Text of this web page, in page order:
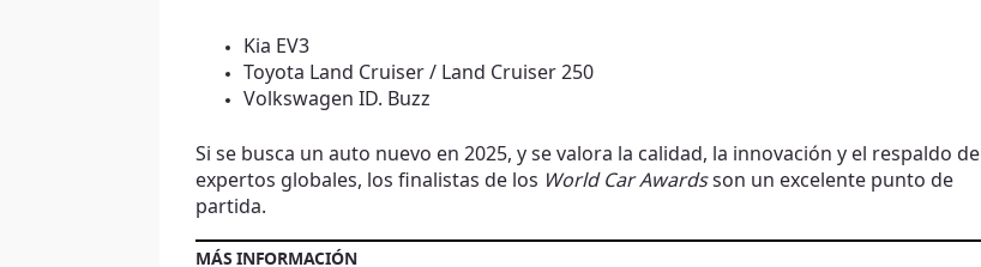
Kia EV3
Toyota Land Cruiser / Land Cruiser 250
Volkswagen ID. Buzz
Si se busca un auto nuevo en 2025, y se valora la calidad, la innovación y el respaldo de
expertos globales, los finalistas de los World Car Awardsson un excelente punto de
partida.
MÁS INFORMACIÓN